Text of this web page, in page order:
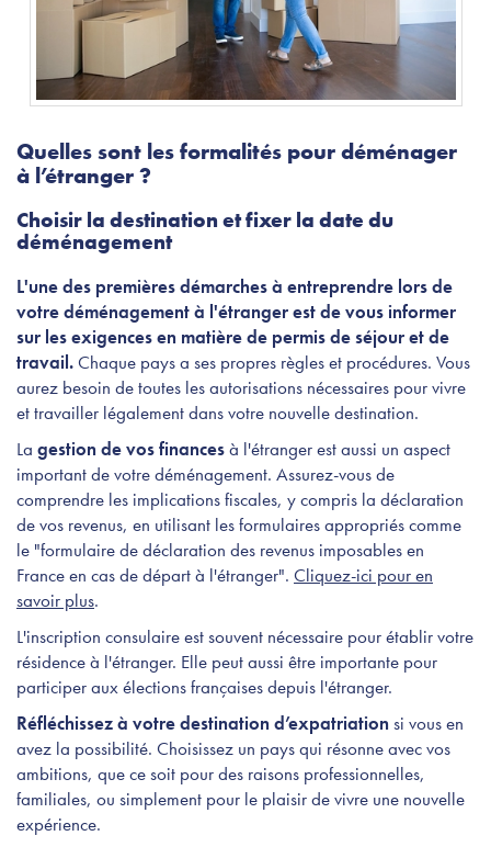
Quelles sont les formalités pour déménager
à l’étranger ?
Choisir la destination et fixer la date du
déménagement
L'une des premières démarches à entreprendre lors de
votre déménagement à l'étranger est de vous informer
sur les exigences en matière de permis de séjour et de
travail.Chaque pays a ses propres règles et procédures. Vous
aurez besoin de toutes les autorisations nécessaires pour vivre
et travailler légalement dans votre nouvelle destination.
La gestion de vos financesà l'étranger est aussi un aspect
important de votre déménagement. Assurez-vous de
comprendre les implications fiscales, y compris la déclaration
de vos revenus, en utilisant les formulaires appropriés comme
le "formulaire de déclaration des revenus imposables en
France en cas de départ à l'étranger". Cliquez-ici pour en
savoir plus.
L'inscription consulaire est souvent nécessaire pour établir votre
résidence à l'étranger. Elle peut aussi être importante pour
participer aux élections françaises depuis l'étranger.
Réfléchissez à votre destination d’expatriation si vous en
avez la possibilité. Choisissez un pays qui résonne avec vos
ambitions, que ce soit pour des raisons professionnelles,
familiales, ou simplement pour le plaisir de vivre une nouvelle
expérience.